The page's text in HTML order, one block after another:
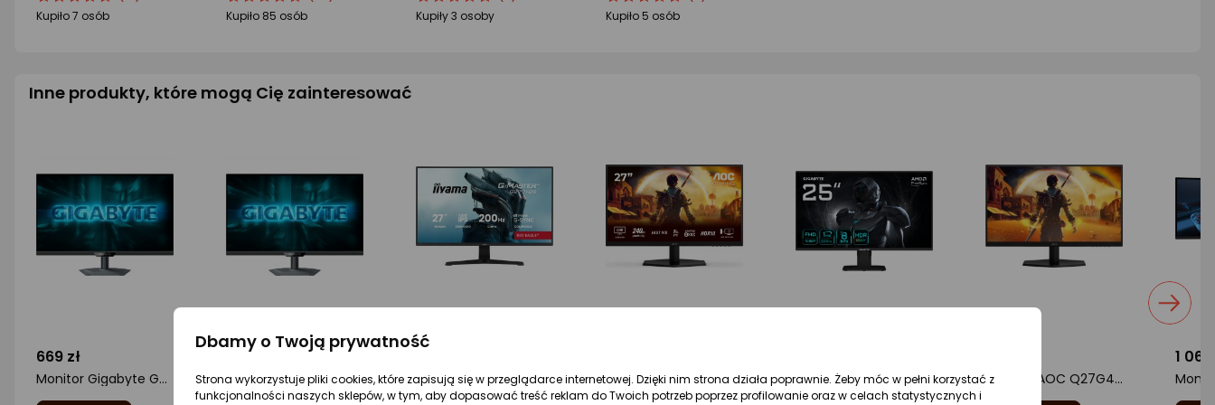
produktu
produktu
Kupiło 7 osób
produktu
produktu
Kupiło 85 osób
produktu
produktu
Kupiły 3 osoby
produktu
produktu
Kupiło 5 osób
Inne produkty, które mogą Cię zainteresować
669 zł
Monitor Gigabyte G27Q2
627 zł
Monitor Gigabyte G27Q20
Monitor iiyama G-Master G2771QS-B1 Red Eagle
Monitor AOC Q27G42ZE
Monitor Gigabyte GS25F2
Monitor AOC Q27G42XE
1 069
Dbamy o Twoją prywatność
Strona wykorzystuje pliki cookies, które zapisują się w przeglądarce internetowej. Dzięki nim strona działa poprawnie. Żeby móc w pełni korzystać z
funkcjonalności naszych sklepów, w tym, aby dopasować treść reklam do Twoich potrzeb poprzez profilowanie oraz w celach statystycznych i